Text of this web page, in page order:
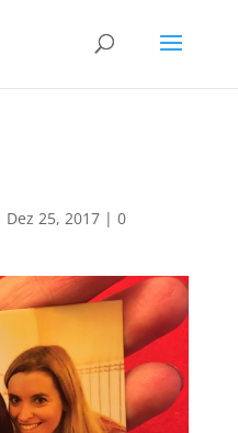
Dez 25, 2017| 0